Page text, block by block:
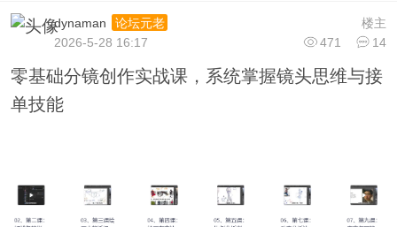
楼主
dynaman
论坛元老
471
14
2026-5-28 16:17
零基础分镜创作实战课，系统掌握镜头思维与接
单技能